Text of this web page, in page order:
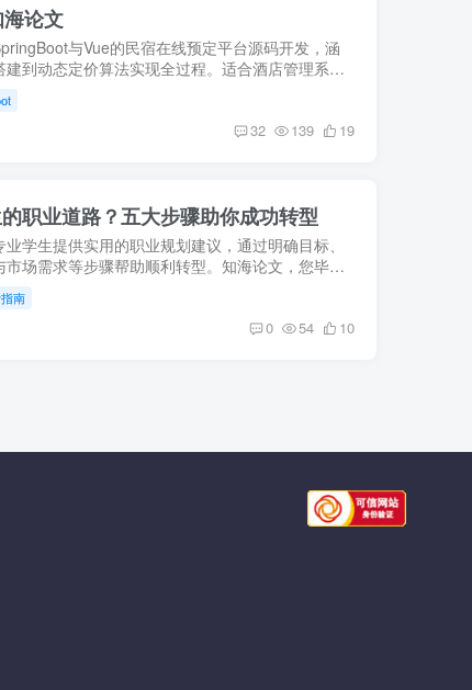
论文
与Vue的民宿在线预定平台源码开发，涵
建到动态定价算法实现全过程。适合酒店管理系统
32 139 19
职业道路？五大步骤助你成功转型
业学生提供实用的职业规划建议，通过明确目标、
市场需求等步骤帮助顺利转型。知海论文，您毕业
的首选平台。
南
0 54 10